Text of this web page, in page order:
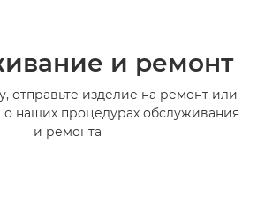
и ремонт
отправьте изделие на ремонт или
о наших процедурах обслуживания
и ремонта